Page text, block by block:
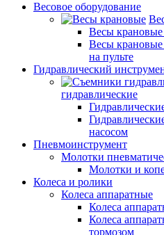
Весовое оборудование
Весы
Весы
на пульте
Гидравлический
гидравлические
насосом
Пневмоинструмент
Молотки
Молотки и
Колеса и ролики
Колеса аппаратные
Колеса
Колеса
тормозом